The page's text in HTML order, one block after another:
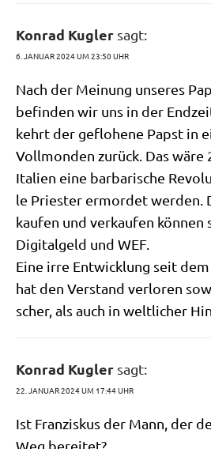
Konrad Kugler sagt:
6. JANUAR 2024 UM 23:50 UHR
Nach der Mei­nung unse­res
befin­den wir uns in der
kehrt der geflo­he­ne Papst in
Voll­mon­den zurück. Das wäre
Ita­li­en eine bar­ba­ri­sche
le Prie­ster ermor­det wer­den.
kau­fen und ver­kau­fen kön­nen
Digi­tal­geld und WEF.
Eine irre Ent­wick­lung seit
hat den Ver­stand ver­lo­ren
scher, als auch in welt­li­cher
Konrad Kugler sagt:
22. JANUAR 2024 UM 17:44 UHR
Ist Fran­zis­kus der Mann, der
Weg bereitet?